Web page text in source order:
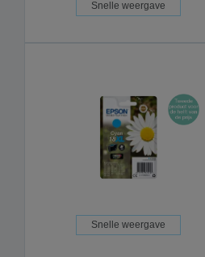
Snelle weergave
Snelle weergave